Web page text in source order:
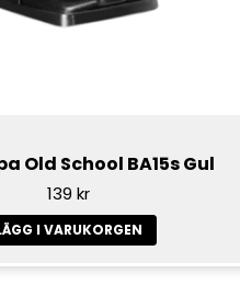
Old School BA15s Gul
139 kr
I VARUKORGEN